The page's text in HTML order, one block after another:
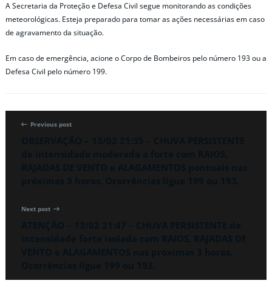
A Secretaria da Proteção e Defesa Civil segue monitorando as condições
meteorológicas. Esteja preparado para tomar as ações necessárias em caso
de agravamento da situação.
Em caso de emergência, acione o Corpo de Bombeiros pelo número 193 ou a
Defesa Civil pelo número 199.
Previous post
Next post